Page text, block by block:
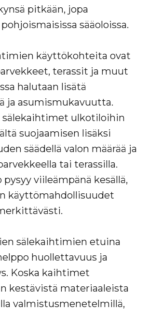
pitkään, jopa
sääoloissa.
käyttökohteita ovat
terassit ja muut
halutaan lisätä
ja asumismukavuutta.
sälekaihtimet ulkotiloihin
suojaamisen lisäksi
säädellä valon määrää ja
tai terassilla.
pysyy viileämpänä kesällä,
käyttömahdollisuudet
sälekaihtimien etuina
huollettavuus ja
Koska kaihtimet
kestävistä materiaaleista
valmistusmenetelmillä,